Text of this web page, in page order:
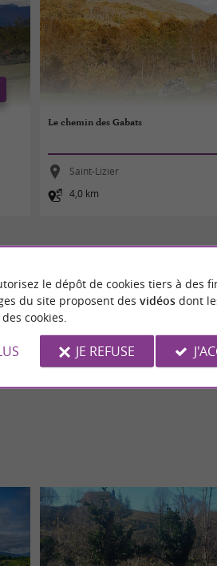
Le chemin des Gabats
Saint-Lizier
4,0 km
le dépôt de cookies tiers à des
du site proposent des vidéosdont
cookies.
JE REFUSE